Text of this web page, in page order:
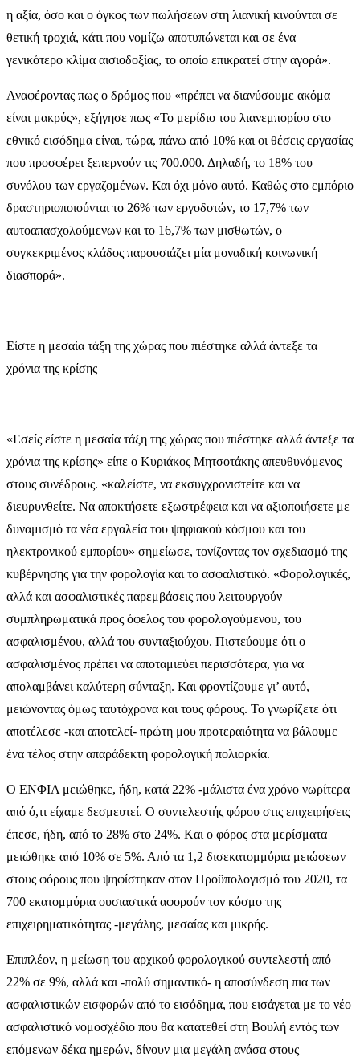
η αξία, όσο και ο όγκος των πωλήσεων στη λιανική κινούνται σε
θετική τροχιά, κάτι που νομίζω αποτυπώνεται και σε ένα
γενικότερο κλίμα αισιοδοξίας, το οποίο επικρατεί στην αγορά».
Αναφέροντας πως ο δρόμος που «πρέπει να διανύσουμε ακόμα
είναι μακρύς», εξήγησε πως «Το μερίδιο του λιανεμπορίου στο
εθνικό εισόδημα είναι, τώρα, πάνω από 10% και οι θέσεις εργασίας
που προσφέρει ξεπερνούν τις 700.000. Δηλαδή, το 18% του
συνόλου των εργαζομένων. Και όχι μόνο αυτό. Καθώς στο εμπόριο
δραστηριοποιούνται το 26% των εργοδοτών, το 17,7% των
αυτοαπασχολούμενων και το 16,7% των μισθωτών, ο
συγκεκριμένος κλάδος παρουσιάζει μία μοναδική κοινωνική
διασπορά».
Είστε η μεσαία τάξη της χώρας που πιέστηκε αλλά άντεξε τα
χρόνια της κρίσης
«Εσείς είστε η μεσαία τάξη της χώρας που πιέστηκε αλλά άντεξε τα
χρόνια της κρίσης» είπε ο Κυριάκος Μητσοτάκης απευθυνόμενος
στους συνέδρους. «καλείστε, να εκσυγχρονιστείτε και να
διευρυνθείτε. Να αποκτήσετε εξωστρέφεια και να αξιοποιήσετε με
δυναμισμό τα νέα εργαλεία του ψηφιακού κόσμου και του
ηλεκτρονικού εμπορίου» σημείωσε, τονίζοντας τον σχεδιασμό της
κυβέρνησης για την φορολογία και το ασφαλιστικό. «Φορολογικές,
αλλά και ασφαλιστικές παρεμβάσεις που λειτουργούν
συμπληρωματικά προς όφελος του φορολογούμενου, του
ασφαλισμένου, αλλά του συνταξιούχου. Πιστεύουμε ότι ο
ασφαλισμένος πρέπει να αποταμιεύει περισσότερα, για να
απολαμβάνει καλύτερη σύνταξη. Και φροντίζουμε γι’ αυτό,
μειώνοντας όμως ταυτόχρονα και τους φόρους. Το γνωρίζετε ότι
αποτέλεσε -και αποτελεί- πρώτη μου προτεραιότητα να βάλουμε
ένα τέλος στην απαράδεκτη φορολογική πολιορκία.
Ο ΕΝΦΙΑ μειώθηκε, ήδη, κατά 22% -μάλιστα ένα χρόνο νωρίτερα
από ό,τι είχαμε δεσμευτεί. Ο συντελεστής φόρου στις επιχειρήσεις
έπεσε, ήδη, από το 28% στο 24%. Kαι ο φόρος στα μερίσματα
μειώθηκε από 10% σε 5%. Από τα 1,2 δισεκατομμύρια μειώσεων
στους φόρους που ψηφίστηκαν στον Προϋπολογισμό του 2020, τα
700 εκατομμύρια ουσιαστικά αφορούν τον κόσμο της
επιχειρηματικότητας -μεγάλης, μεσαίας και μικρής.
Επιπλέον, η μείωση του αρχικού φορολογικού συντελεστή από
22% σε 9%, αλλά και -πολύ σημαντικό- η αποσύνδεση πια των
ασφαλιστικών εισφορών από το εισόδημα, που εισάγεται με το νέο
ασφαλιστικό νομοσχέδιο που θα κατατεθεί στη Βουλή εντός των
επόμενων δέκα ημερών, δίνουν μια μεγάλη ανάσα στους